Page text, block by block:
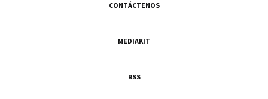
CONTÁCTENOS
MEDIAKIT
RSS